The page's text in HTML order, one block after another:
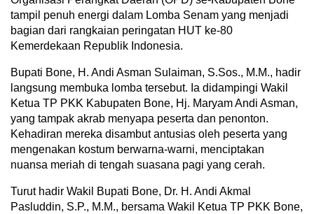
tampil penuh energi dalam Lomba Senam yang menjadi
bagian dari rangkaian peringatan HUT ke-80
Kemerdekaan Republik Indonesia.
Bupati Bone, H. Andi Asman Sulaiman, S.Sos., M.M., hadir
langsung membuka lomba tersebut. Ia didampingi Wakil
Ketua TP PKK Kabupaten Bone, Hj. Maryam Andi Asman,
yang tampak akrab menyapa peserta dan penonton.
Kehadiran mereka disambut antusias oleh peserta yang
mengenakan kostum berwarna-warni, menciptakan
nuansa meriah di tengah suasana pagi yang cerah.
Turut hadir Wakil Bupati Bone, Dr. H. Andi Akmal
Pasluddin, S.P., M.M., bersama Wakil Ketua TP PKK Bone,